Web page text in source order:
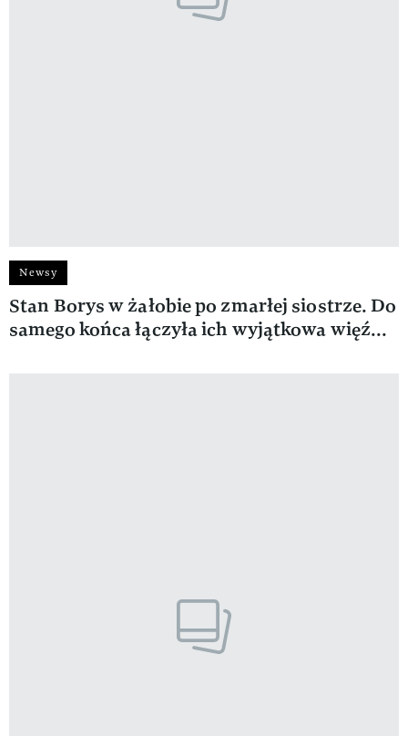
Newsy
Stan Borys w żałobie po zmarłej siostrze. Do
samego końca łączyła ich wyjątkowa więź...